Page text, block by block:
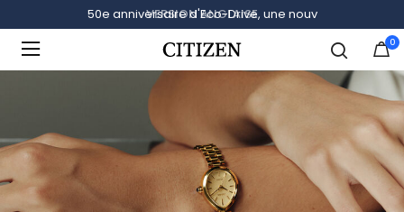
VERSION ANGLAISE
0
Ajouté à Gérer la liste